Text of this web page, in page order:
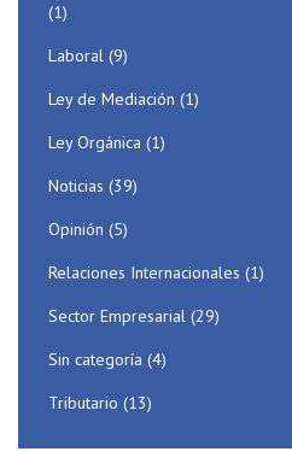
(1)
Laboral (9)
Ley de Mediación (1)
Ley Orgánica (1)
Noticias (39)
Opinión (5)
Relaciones Internacionales (1)
Sector Empresarial (29)
Sin categoría (4)
Tributario (13)